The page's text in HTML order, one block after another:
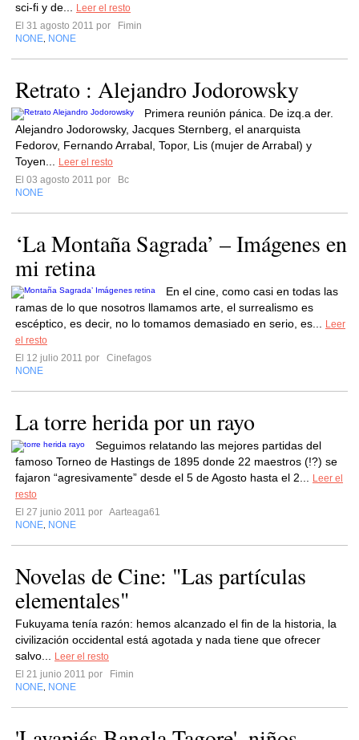
sci-fi y de...
Leer el resto
El 31 agosto 2011 por
Fimin
NONE NONE
Retrato : Alejandro Jodorowsky
Primera reunión pánica. De izq.a der.
Alejandro Jodorowsky, Jacques Sternberg, el anarquista
Fedorov, Fernando Arrabal, Topor, Lis (mujer de Arrabal) y
Toyen...
Leer el resto
El 03 agosto 2011 por
Bc
NONE
‘La Montaña Sagrada’ – Imágenes en
mi retina
En el cine, como casi en todas las
ramas de lo que nosotros llamamos arte, el surrealismo es
escéptico, es decir, no lo tomamos demasiado en serio, es...
Leer
el resto
El 12 julio 2011 por
Cinefagos
NONE
La torre herida por un rayo
Seguimos relatando las mejores partidas del
famoso Torneo de Hastings de 1895 donde 22 maestros (!?) se
fajaron “agresivamente” desde el 5 de Agosto hasta el 2...
Leer el
resto
El 27 junio 2011 por Aarteaga61
NONE NONE
Novelas de Cine: "Las partículas
elementales"
Fukuyama tenía razón: hemos alcanzado el fin de la historia, la
civilización occidental está agotada y nada tiene que ofrecer
salvo...
Leer el resto
El 21 junio 2011 por
Fimin
NONE NONE